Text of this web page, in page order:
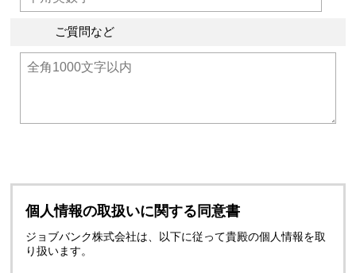
ご質問など
個人情報の取扱いに関する同意書
ジョブバンク株式会社は、以下に従って貴殿の個人情報を取
り扱います。